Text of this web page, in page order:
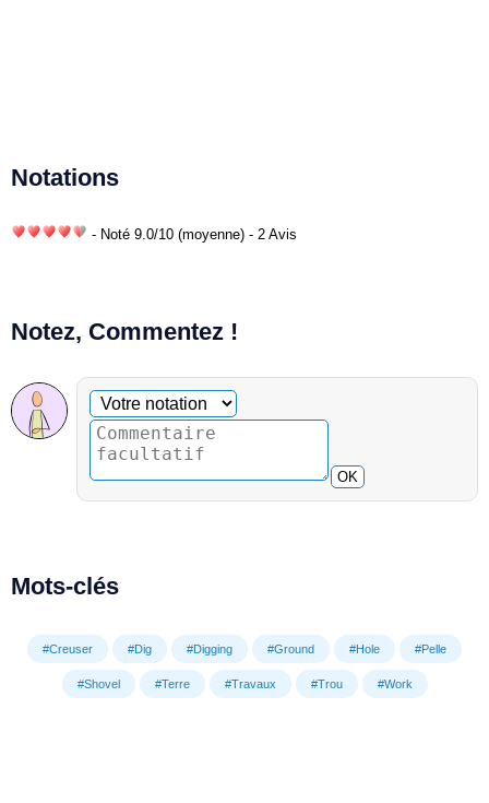
Notations
- Noté 9.0/10 (moyenne) - 2 Avis
Notez, Commentez !
Commentaire facultatif
Votre notation
OK
Mots-clés
#Creuser #Dig #Digging #Ground #Hole #Pelle
#Shovel #Terre #Travaux #Trou #Work